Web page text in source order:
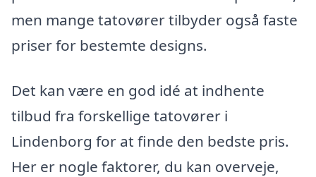
men mange tatovører tilbyder også faste
priser for bestemte designs.
Det kan være en god idé at indhente
tilbud fra forskellige tatovører i
Lindenborg for at finde den bedste pris.
Her er nogle faktorer, du kan overveje,